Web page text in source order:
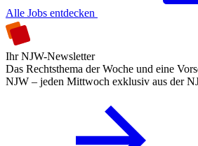
Alle Jobs entdecken
Ihr NJW-Newsletter
Das Rechtsthema der Woche und eine
NJW – jeden Mittwoch exklusiv aus der